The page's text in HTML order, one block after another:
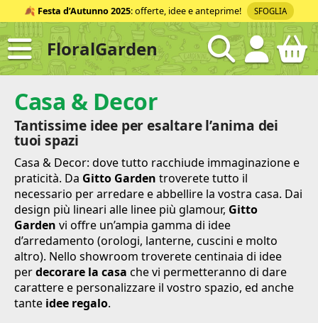
Salta
al
contenuto
ID
🍂 Festa d’Autunno 2025: offerte, idee e anteprime! SFOGLIA
FloralGarden
Casa & Decor
Tantissime idee per esaltare l’anima dei
tuoi spazi
Casa & Decor: dove tutto racchiude immaginazione e
praticità. Da Gitto Garden troverete tutto il
necessario per arredare e abbellire la vostra casa. Dai
design più lineari alle linee più glamour, Gitto
Garden vi offre un’ampia gamma di idee
d’arredamento (orologi, lanterne, cuscini e molto
altro). Nello showroom troverete centinaia di idee
perdecorare la casa che vi permetteranno di dare
carattere e personalizzare il vostro spazio, ed anche
tante idee regalo.